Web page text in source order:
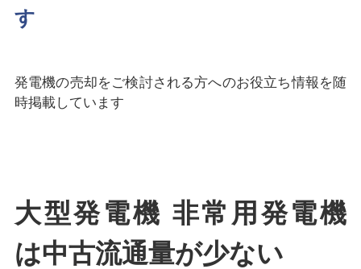
す
発電機の売却をご検討される方へのお役立ち情報を随
時掲載しています
大型発電機 非常用発電機
は中古流通量が少ない